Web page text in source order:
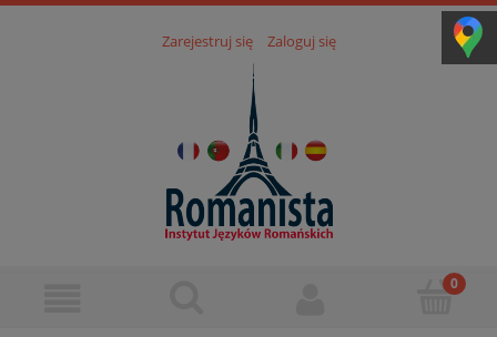
Zarejestruj się Zaloguj się